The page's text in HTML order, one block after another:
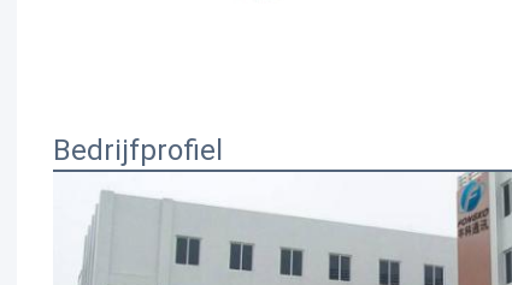
Bedrijfprofiel